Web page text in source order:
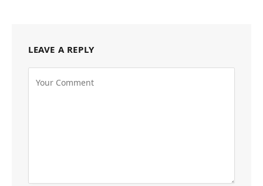
LEAVE A REPLY